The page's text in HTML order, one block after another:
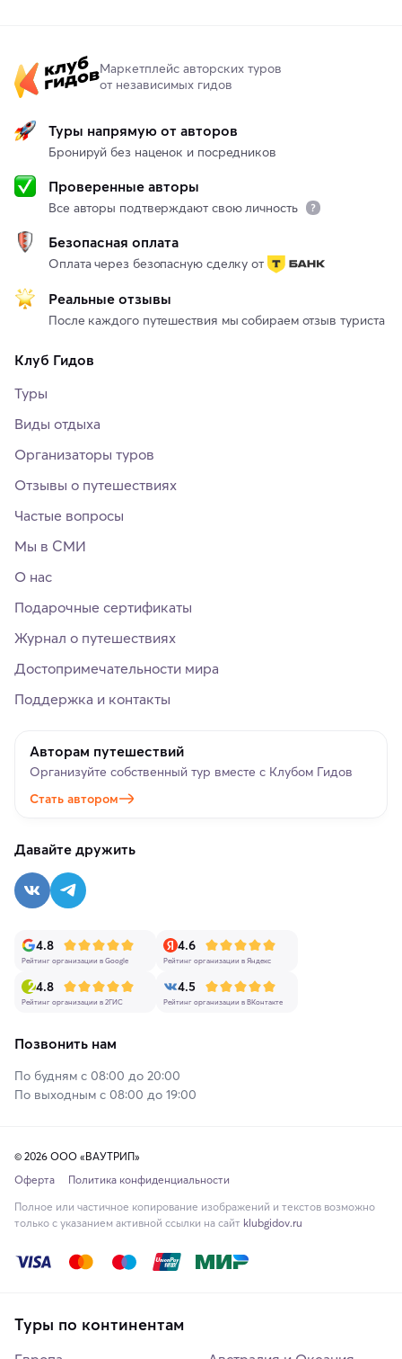
Маркетплейс авторских туров
от независимых гидов
Туры напрямую от авторов
Бронируй без наценок и посредников
Проверенные авторы
Все авторы подтверждают свою личность
Безопасная оплата
Оплата через безопасную сделку от
Реальные отзывы
После каждого путешествия мы собираем отзыв туриста
Клуб Гидов
Туры
Виды отдыха
Организаторы туров
Отзывы о путешествиях
Частые вопросы
Мы в СМИ
О нас
Подарочные сертификаты
Журнал о путешествиях
Достопримечательности мира
Поддержка и контакты
Авторам путешествий
Организуйте собственный тур вместе с Клубом Гидов
Стать автором
Давайте дружить
4.8
Рейтинг организации в Google
4.6
Рейтинг организации в Яндекс
4.8
Рейтинг организации в 2ГИС
4.5
Рейтинг организации в ВКонтакте
Позвонить нам
По будням с 08:00 до 20:00
По выходным с 08:00 до 19:00
© 2026 ООО «ВАУТРИП»
Оферта
Политика конфиденциальности
Полное или частичное копирование изображений и текстов возможно
только с указанием активной ссылки на сайт klubgidov.ru
Туры по континентам